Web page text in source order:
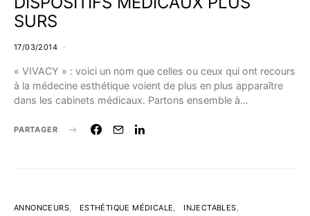
SURS
17/03/2014
« VIVACY » : voici un nom que celles ou ceux qui ont recours
à la médecine esthétique voient de plus en plus apparaître
dans les cabinets médicaux. Partons ensemble à…
PARTAGER
ANNONCEURS ESTHÉTIQUE MÉDICALE
INJECTABLES